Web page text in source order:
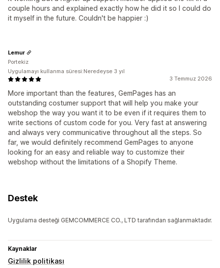
couple hours and explained exactly how he did it so I could do
it myself in the future. Couldn't be happier :)
3 Temmuz 2026
More important than the features, GemPages has an
outstanding costumer support that will help you make your
webshop the way you want it to be even if it requires them to
write sections of custom code for you. Very fast at answering
and always very communicative throughout all the steps. So
far, we would definitely recommend GemPages to anyone
looking for an easy and reliable way to customize their
webshop without the limitations of a Shopify Theme.
Lemur
Portekiz
Uygulamayı kullanma süresi:Neredeyse 3 yıl
Destek
Uygulama desteği GEMCOMMERCE CO., LTD tarafından sağlanmaktadır.
Kaynaklar
Gizlilik politikası